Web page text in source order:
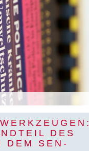
DES
DEM SEN-